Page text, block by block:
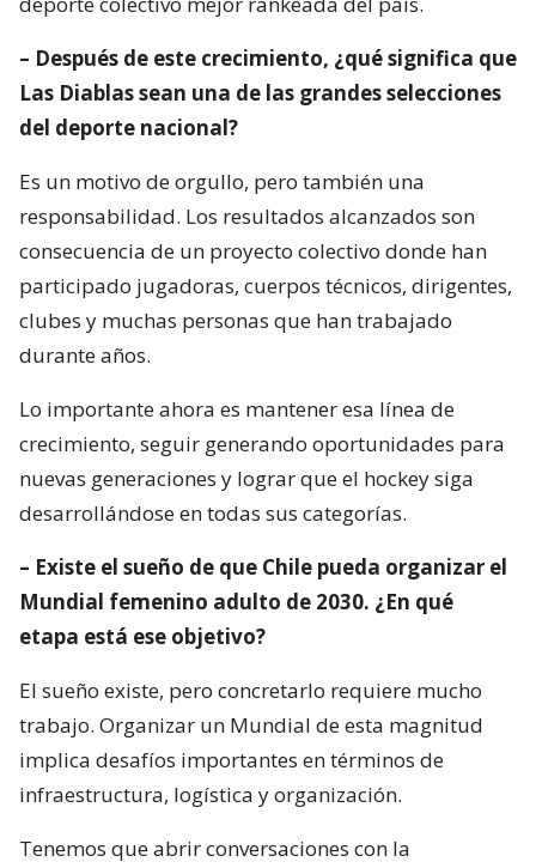
– Después de este crecimiento, ¿qué significa que
Las Diablas sean una de las grandes selecciones
del deporte nacional?
Es un motivo de orgullo, pero también una
responsabilidad. Los resultados alcanzados son
consecuencia de un proyecto colectivo donde han
participado jugadoras, cuerpos técnicos, dirigentes,
clubes y muchas personas que han trabajado
durante años.
Lo importante ahora es mantener esa línea de
crecimiento, seguir generando oportunidades para
nuevas generaciones y lograr que el hockey siga
desarrollándose en todas sus categorías.
– Existe el sueño de que Chile pueda organizar el
Mundial femenino adulto de 2030. ¿En qué
etapa está ese objetivo?
El sueño existe, pero concretarlo requiere mucho
trabajo. Organizar un Mundial de esta magnitud
implica desafíos importantes en términos de
infraestructura, logística y organización.
Tenemos que abrir conversaciones con la